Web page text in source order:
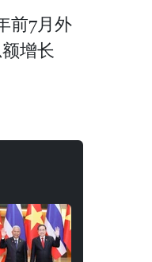
前7月外
增长